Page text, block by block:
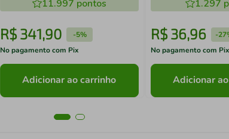
11.997 pontos
R$341,90 -5%
No pagamento com Pix
Adicionar ao carrinho
1.297
R$ 36,96 -
No pagamento com Pix
Adicionar